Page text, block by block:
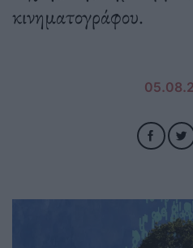
κινηματογράφου.